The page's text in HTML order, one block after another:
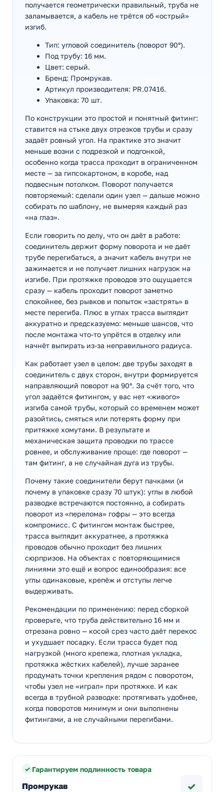
получается геометрически правильный, труба не
заламывается, а кабель не трётся об «острый»
изгиб.
Тип: угловой соединитель (поворот 90°).
Под трубу: 16 мм.
Цвет: серый.
Бренд: Промрукав.
Артикул производителя: PR.07416.
Упаковка: 70 шт.
По конструкции это простой и понятный фитинг:
ставится на стыке двух отрезков трубы и сразу
задаёт ровный угол. На практике это значит
меньше возни с подрезкой и подгонкой,
особенно когда трасса проходит в ограниченном
месте — за гипсокартоном, в коробе, над
подвесным потолком. Поворот получается
повторяемый: сделали один узел — дальше можно
собирать по шаблону, не вымеряя каждый раз
«на глаз».
Если говорить по делу, что он даёт в работе:
соединитель держит форму поворота и не даёт
трубе перегибаться, а значит кабель внутри не
зажимается и не получает лишних нагрузок на
изгибе. При протяжке проводов это ощущается
сразу — кабель проходит поворот заметно
спокойнее, без рывков и попыток «застрять» в
месте перегиба. Плюс в углах трасса выглядит
аккуратно и предсказуемо: меньше шансов, что
после монтажа что-то упрётся в отделку или
начнёт выпирать из-за неправильного радиуса.
Как работает узел в целом: две трубы заходят в
соединитель с двух сторон, внутри формируется
направляющий поворот на 90°. За счёт того, что
угол задаётся фитингом, у вас нет «живого»
изгиба самой трубы, который со временем может
разойтись, смяться или потерять форму при
притяжке хомутами. В результате и
механическая защита проводки по трассе
ровнее, и обслуживание проще: где поворот —
там фитинг, а не случайная дуга из трубы.
Почему такие соединители берут пачками (и
почему в упаковке сразу 70 штук): углы в любой
разводке встречаются постоянно, а собирать
поворот из «перелома» гофры — это всегда
компромисс. С фитингом монтаж быстрее,
трасса выглядит аккуратнее, а протяжка
проводов обычно проходит без лишних
сюрпризов. На объектах с повторяющимися
линиями это ещё и вопрос единообразия: все
углы одинаковые, крепёж и отступы легче
выдерживать.
Рекомендации по применению: перед сборкой
проверьте, что труба действительно 16 мм и
отрезана ровно — косой срез часто даёт перекос
и ухудшает посадку. Если трасса будет под
нагрузкой (много крепежа, плотная укладка,
протяжка жёстких кабелей), лучше заранее
продумать точки крепления рядом с поворотом,
чтобы узел не «играл» при протяжке. И как
всегда в трубной разводке: протягивать удобнее,
когда поворотов минимум и они выполнены
фитингами, а не случайными перегибами.
Гарантируем подлинность товара
Промрукав ✓